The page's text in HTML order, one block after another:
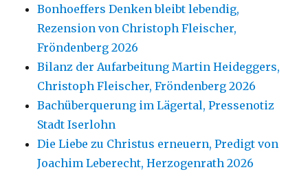
Bonhoeffers Denken bleibt lebendig,
Rezension von Christoph Fleischer,
Fröndenberg 2026
Bilanz der Aufarbeitung Martin Heideggers,
Christoph Fleischer, Fröndenberg 2026
Bachüberquerung im Lägertal, Pressenotiz
Stadt Iserlohn
Die Liebe zu Christus erneuern, Predigt von
Joachim Leberecht, Herzogenrath 2026